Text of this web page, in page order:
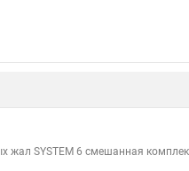
жал SYSTEM 6 смешанная